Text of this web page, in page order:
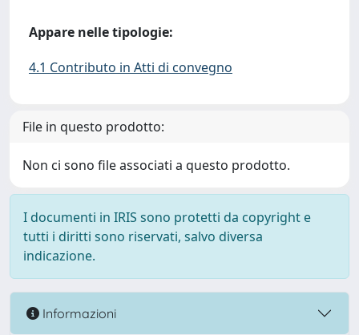
Appare nelle tipologie:
4.1 Contributo in Atti di convegno
File in questo prodotto:
Non ci sono file associati a questo prodotto.
I documenti in IRIS sono protetti da copyright e
tutti i diritti sono riservati, salvo diversa
indicazione.
Informazioni